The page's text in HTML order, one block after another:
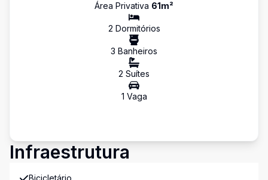
Área Privativa 61m²
2 Dormitórios
3 Banheiros
2 Suítes
1 Vaga
Infraestrutura
Bicicletário